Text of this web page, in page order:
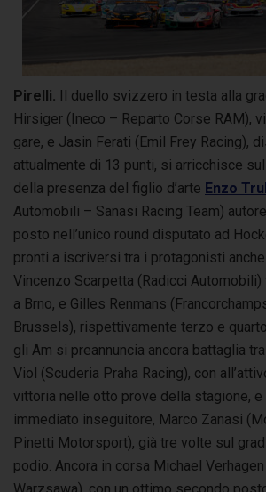
Pirelli. Il duello svizzero in testa alla
Hirsiger (Ineco – Reparto Corse RAM),
gare, e Jasin Ferati (Emil Frey Racing),
attualmente di 13 punti, si arricchisce
della presenza del figlio d’arte Enzo
Automobili – Sanasi Racing Team)
posto nell’unico round disputato ad
pronti a iscriversi tra i protagonisti
Vincenzo Scarpetta (Radicci Automobili)
a Brno, e Gilles Renmans
Brussels), rispettivamente terzo e
gli Am si preannuncia ancora battaglia
Viol (Scuderia Praha Racing), con
vittoria nelle otto prove della stagione, e
immediato inseguitore, Marco Zanasi
Pinetti Motorsport), già tre volte sul
podio. Ancora in corsa Michael